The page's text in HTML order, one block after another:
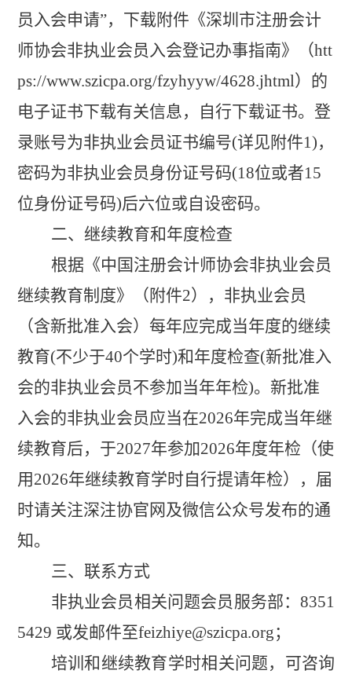
员入会申请”，下载附件《深圳市注册会计
师协会非执业会员入会登记办事指南》 （htt
ps://www.szicpa.org/fzyhyyw/4628.jhtml） 的
电子证书下载有关信息，自行下载证书。登
录账号为非执业会员证书编号(详见附件1)，
密码为非执业会员身份证号码(18位或者15
位身份证号码)后六位或自设密码。
二、继续教育和年度检查
根据《中国注册会计师协会非执业会员
继续教育制度》（附件2），非执业会员
（含新批准入会）每年应完成当年度的继续
教育(不少于40个学时)和年度检查(新批准入
会的非执业会员不参加当年年检)。新批准
入会的非执业会员应当在2026年完成当年继
续教育后，于2027年参加2026年度年检（使
用2026年继续教育学时自行提请年检），届
时请关注深注协官网及微信公众号发布的通
知。
三、联系方式
非执业会员相关问题会员服务部：8351
5429 或发邮件至feizhiye@szicpa.org；
培训和继续教育学时相关问题，可咨询